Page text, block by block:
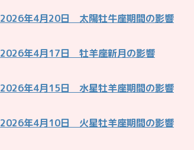
2026年4月20日 太陽牡牛座期間の影響
2026年4月17日 牡羊座新月の影響
2026年4月15日 水星牡羊座期間の影響
2026年4月10日 火星牡羊座期間の影響